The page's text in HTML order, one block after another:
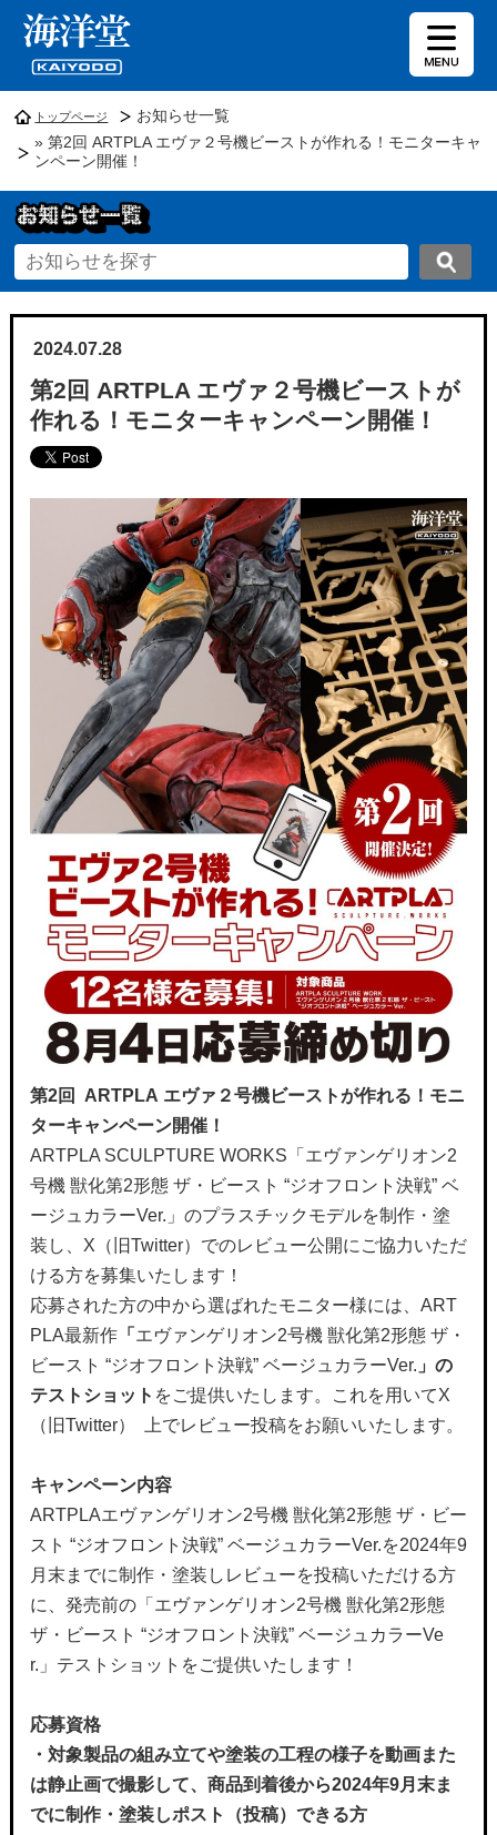
トップページ
お知らせ一覧
» 第2回 ARTPLA エヴァ２号機ビーストが作れる！モニターキャ
ンペーン開催！
2024.07.28
第2回 ARTPLA エヴァ２号機ビーストが
作れる！モニターキャンペーン開催！
第2回 ARTPLA エヴァ２号機ビーストが作れる！モニ
ターキャンペーン開催！
ARTPLA SCULPTURE WORKS「エヴァンゲリオン2
号機 獣化第2形態 ザ・ビースト “ジオフロント決戦” ベ
ージュカラーVer.」のプラスチックモデルを制作・塗
装し、X（旧Twitter）でのレビュー公開にご協力いただ
ける方を募集いたします！
応募された方の中から選ばれたモニター様には、ART
PLA最新作「 エヴァンゲリオン2号機 獣化第2形態 ザ・
ビースト “ジオフロント決戦” ベージュカラーVer. 」の
テストショット をご提供いたします。これを用いてX
（旧Twitter） 上でレビュー投稿をお願いいたします。
キャンペーン内容
ARTPLAエヴァンゲリオン2号機 獣化第2形態 ザ・ビー
スト “ジオフロント決戦” ベージュカラーVer.を2024年9
月末までに制作・塗装しレビューを投稿いただける方
に、発売前の「エヴァンゲリオン2号機 獣化第2形態
ザ・ビースト “ジオフロント決戦” ベージュカラーVe
r.」テストショットをご提供いたします！
応募資格
・対象製品の組み立てや塗装の工程の様子を動画また
は静止画で撮影して、商品到着後から2024年9月末ま
でに制作・塗装しポスト（投稿）できる方